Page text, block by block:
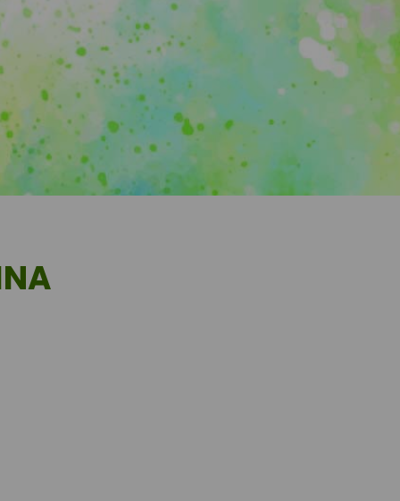
učebnách fyziky, chemie a